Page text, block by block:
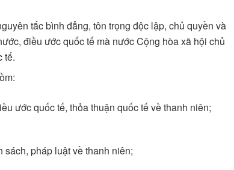
tắc bình đẳng, tôn trọng độc lập, chủ quyền và
điều ước quốc tế mà nước Cộng hòa xã hội chủ
tế.
ước quốc tế, thỏa thuận quốc tế về thanh niên;
sách, pháp luật về thanh niên;